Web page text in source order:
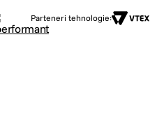
Parteneri tehnologie: